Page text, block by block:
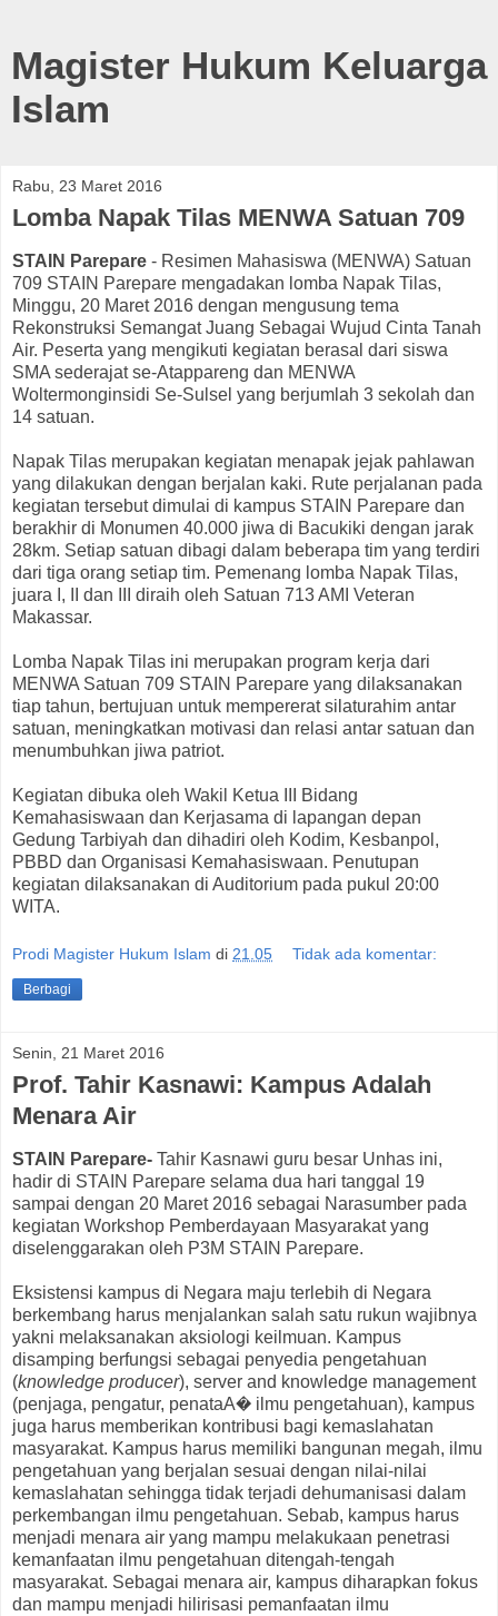
Magister Hukum Keluarga
Islam
Rabu, 23 Maret 2016
Lomba Napak Tilas MENWA Satuan 709
STAIN Parepare - Resimen Mahasiswa (MENWA) Satuan
709 STAIN Parepare mengadakan lomba Napak Tilas,
Minggu, 20 Maret 2016 dengan mengusung tema
Rekonstruksi Semangat Juang Sebagai Wujud Cinta Tanah
Air. Peserta yang mengikuti kegiatan berasal dari siswa
SMA sederajat se-Atappareng dan MENWA
Woltermonginsidi Se-Sulsel yang berjumlah 3 sekolah dan
14 satuan.
Napak Tilas merupakan kegiatan menapak jejak pahlawan
yang dilakukan dengan berjalan kaki. Rute perjalanan pada
kegiatan tersebut dimulai di kampus STAIN Parepare dan
berakhir di Monumen 40.000 jiwa di Bacukiki dengan jarak
28km. Setiap satuan dibagi dalam beberapa tim yang terdiri
dari tiga orang setiap tim. Pemenang lomba Napak Tilas,
juara I, II dan III diraih oleh Satuan 713 AMI Veteran
Makassar.
Lomba Napak Tilas ini merupakan program kerja dari
MENWA Satuan 709 STAIN Parepare yang dilaksanakan
tiap tahun, bertujuan untuk mempererat silaturahim antar
satuan, meningkatkan motivasi dan relasi antar satuan dan
menumbuhkan jiwa patriot.
Kegiatan dibuka oleh Wakil Ketua III Bidang
Kemahasiswaan dan Kerjasama di lapangan depan
Gedung Tarbiyah dan dihadiri oleh Kodim, Kesbanpol,
PBBD dan Organisasi Kemahasiswaan. Penutupan
kegiatan dilaksanakan di Auditorium pada pukul 20:00
WITA.
Prodi Magister Hukum Islam di 21.05 Tidak ada komentar:
Berbagi
Senin, 21 Maret 2016
Prof. Tahir Kasnawi: Kampus Adalah
Menara Air
STAIN Parepare- Tahir Kasnawi guru besar Unhas ini,
hadir di STAIN Parepare selama dua hari tanggal 19
sampai dengan 20 Maret 2016 sebagai Narasumber pada
kegiatan Workshop Pemberdayaan Masyarakat yang
diselenggarakan oleh P3M STAIN Parepare.
Eksistensi kampus di Negara maju terlebih di Negara
berkembang harus menjalankan salah satu rukun wajibnya
yakni melaksanakan aksiologi keilmuan. Kampus
disamping berfungsi sebagai penyedia pengetahuan
(knowledge producer), server and knowledge management
(penjaga, pengatur, penataA� ilmu pengetahuan), kampus
juga harus memberikan kontribusi bagi kemaslahatan
masyarakat. Kampus harus memiliki bangunan megah, ilmu
pengetahuan yang berjalan sesuai dengan nilai-nilai
kemaslahatan sehingga tidak terjadi dehumanisasi dalam
perkembangan ilmu pengetahuan. Sebab, kampus harus
menjadi menara air yang mampu melakukaan penetrasi
kemanfaatan ilmu pengetahuan ditengah-tengah
masyarakat. Sebagai menara air, kampus diharapkan fokus
dan mampu menjadi hilirisasi pemanfaatan ilmu